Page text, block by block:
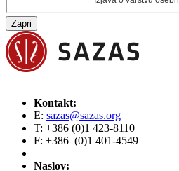
Zapri
Kontakt:
E: sazas@sazas.org
T: +386 (0)1 423-8110
F: +386 (0)1 401-4549
Naslov: